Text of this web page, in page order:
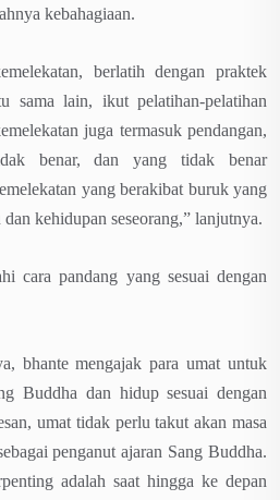
kebahagiaan.
berlatih dengan praktek
sama lain, ikut pelatihan-pelatihan
juga termasuk pendangan,
benar, dan yang tidak benar
yang berakibat buruk yang
kehidupan seseorang,” lanjutnya.
cara pandang yang sesuai dengan
bhante mengajak para umat untuk
Buddha dan hidup sesuai dengan
umat tidak perlu takut akan masa
penganut ajaran Sang Buddha.
adalah saat hingga ke depan